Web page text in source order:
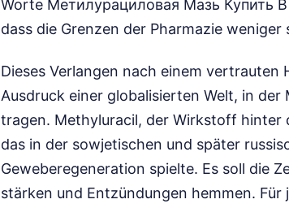
Worte Метилурациловая Мазь Купить
dass die Grenzen der Pharmazie
Dieses Verlangen nach einem
Ausdruck einer globalisierten Welt, in
tragen. Methyluracil, der Wirkstoff hinter
das in der sowjetischen und später
Geweberegeneration spielte. Es soll die
stärken und Entzündungen hemmen.